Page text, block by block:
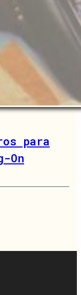
para
On